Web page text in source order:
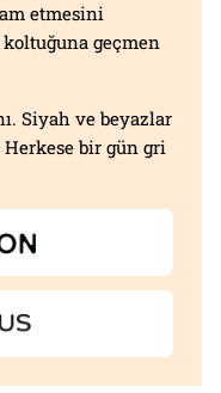
etmesini
geçmen
Siyah ve beyazlar
Herkese bir gün gri